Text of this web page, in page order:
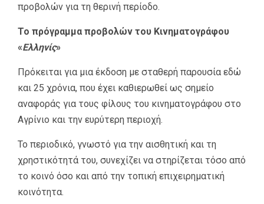
προβολών για τη θερινή περίοδο.
Το πρόγραμμα προβολών του Κινηματογράφου
«Ελληνίς»
Πρόκειται για μια έκδοση με σταθερή παρουσία εδώ
και 25 χρόνια, που έχει καθιερωθεί ως σημείο
αναφοράς για τους φίλους του κινηματογράφου στο
Αγρίνιο και την ευρύτερη περιοχή.
Το περιοδικό, γνωστό για την αισθητική και τη
χρηστικότητά του, συνεχίζει να στηρίζεται τόσο από
το κοινό όσο και από την τοπική επιχειρηματική
κοινότητα.